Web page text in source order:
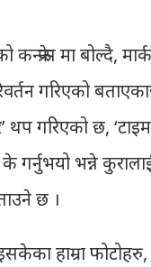
कन्फ्रेन्स मा बोल्दै,
गरिएको
थप गरिएको छ,
भन्ने
छ ।
हाम्रा